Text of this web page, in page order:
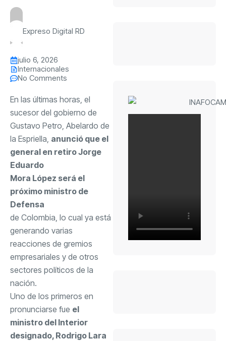
Expreso Digital RD
julio 6, 2026
Internacionales
No Comments
En las últimas horas, el
sucesor del gobierno de
Gustavo Petro, Abelardo de
la Espriella, anunció que el
general en retiro Jorge
Eduardo
Mora López será el
próximo ministro de
Defensa
de Colombia, lo cual ya está
generando varias
reacciones de gremios
empresariales y de otros
sectores políticos de la
nación.
Uno de los primeros en
pronunciarse fue el
ministro del Interior
designado, Rodrigo Lara